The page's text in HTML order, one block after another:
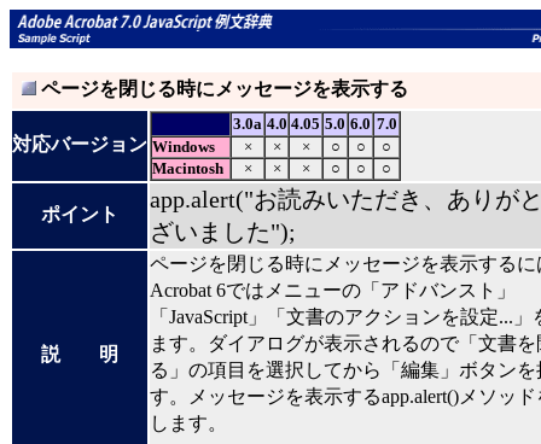
ページを閉じる時にメッセージを表示する
対応バージョン
3.0a 4.0 4.05 5.0 6.0 7.0
Windows
× × × ○ ○
○
Macintosh
× × × ○ ○ ○
ポイント
app.alert("お読みいただき、ありが
ざいました");
説 明
ページを閉じる時にメッセージを表示するに
Acrobat 6ではメニューの「アドバンスト」
「JavaScript」「文書のアクションを設定...
ます。ダイアログが表示されるので「文書を
る」の項目を選択してから「編集」ボタン
す。メッセージを表示するapp.alert()メソッ
します。